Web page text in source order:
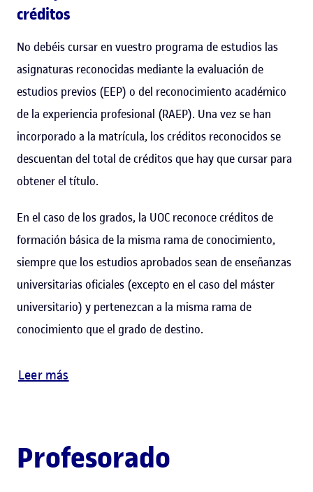
créditos
No debéis cursar en vuestro programa de estudios las
asignaturas reconocidas mediante la evaluación de
estudios previos (EEP) o del reconocimiento académico
de la experiencia profesional (RAEP). Una vez se han
incorporado a la matrícula, los créditos reconocidos se
descuentan del total de créditos que hay que cursar para
obtener el título.
En el caso de los grados, la UOC reconoce créditos de
formación básica de la misma rama de conocimiento,
siempre que los estudios aprobados sean de enseñanzas
universitarias oficiales (excepto en el caso del máster
universitario) y pertenezcan a la misma rama de
conocimiento que el grado de destino.
Leer más
Profesorado